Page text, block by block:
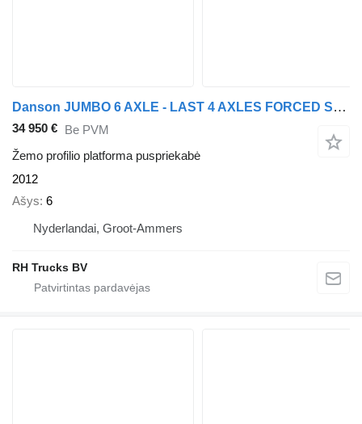
Danson JUMBO 6 AXLE - LAST 4 AXLES FORCED STEERING
34 950 € Be PVM
Žemo profilio platforma puspriekabė
2012
Ašys 6
Nyderlandai, Groot-Ammers
RH Trucks BV